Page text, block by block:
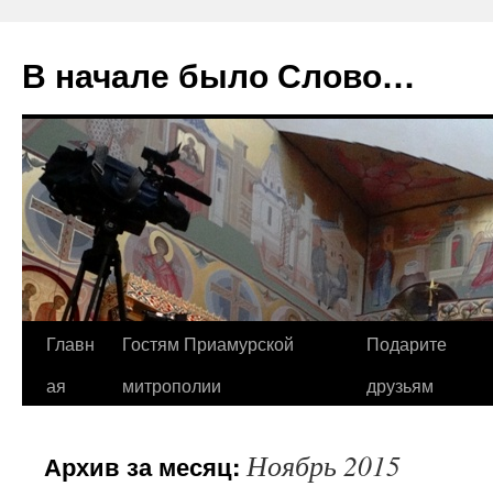
В начале было Слово…
Перейти
Главн
ая
Гостям Приамурской
митрополии
Подарите
друзьям
Архив за месяц:Ноябрь 2015